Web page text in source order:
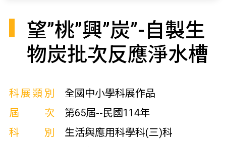
望”桃”興”炭”-自製生
物炭批次反應淨水槽
科展類別
全國中小學科展作品
屆次
第65屆--民國114年
科別
生活與應用科學科(三)科